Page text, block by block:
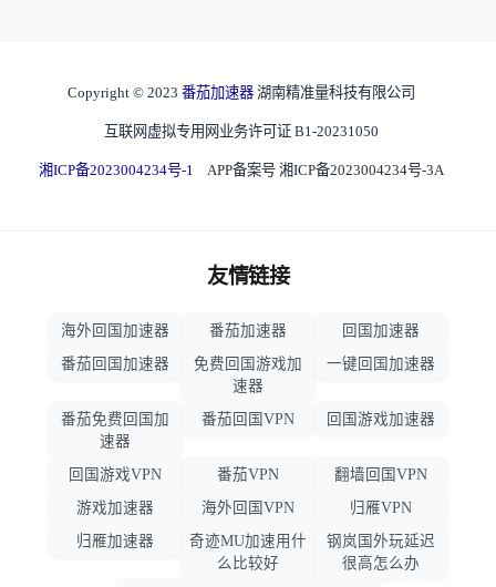
Copyright © 2023 番茄加速器 湖南精准量科技有限公司
互联网虚拟专用网业务许可证 B1-20231050
湘ICP备2023004234号-1 APP备案号 湘ICP备2023004234号-3A
友情链接
海外回国加速器 番茄加速器
回国加速器
番茄回国加速器
免费回国游戏加
速器
一键回国加速器
番茄免费回国加
速器
番茄回国VPN 回国游戏加速器
回国游戏VPN 番茄VPN
翻墙回国VPN
游戏加速器
海外回国VPN
归雁VPN
归雁加速器
奇迹MU加速用什
么比较好
钢岚国外玩延迟
很高怎么办